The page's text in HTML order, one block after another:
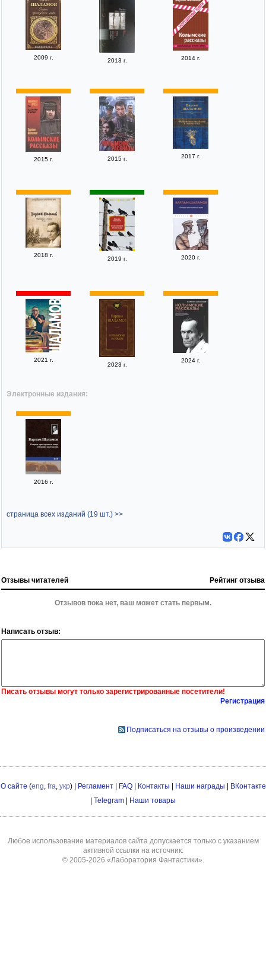
2009 г. 2013 г. 2014 г.
2015 г. 2015 г. 2017 г.
2018 г.
2019 г. 2020 г.
2021 г.
2023 г.
2024 г.
Электронные издания:
2016 г.
страница всех изданий (19 шт.) >>
Отзывы читателей Рейтинг отзыва
Отзывов пока нет, ваш может стать первым.
Написать отзыв:
Писать отзывы могут только зарегистрированные посетители!
Регистрация
Подписаться на отзывы о произведении
О сайте (eng fra укр) | Регламент| FAQ| Контакты | Наши награды | ВКонтакте
| Telegram | Наши товары
Любое использование материалов сайта допускается только с указанием
активной ссылки на источник.
© 2005-2026 «Лаборатория Фантастики»